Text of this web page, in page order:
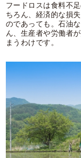
フードロスは食料不
ちろん、経済的な損
のであっても。石油
ん、生産者や労働者
まうわけです。